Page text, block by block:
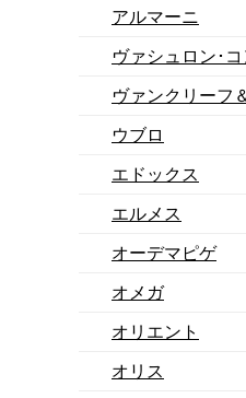
アルマーニ
ヴァシュロン･
ヴァンクリーフ
ウブロ
エドックス
エルメス
オーデマピゲ
オメガ
オリエント
オリス